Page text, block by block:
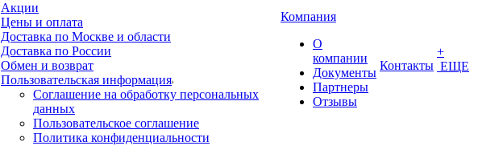
Акции
Цены и оплата
Доставка по Москве и области
Доставка по России
Обмен и возврат
Пользовательская информация
Соглашение на обработку персональных
данных
Пользовательское соглашение
Политика конфиденциальности
Компания
О
компании
Документы
Партнеры
Отзывы
Контакты
+
ЕЩЕ